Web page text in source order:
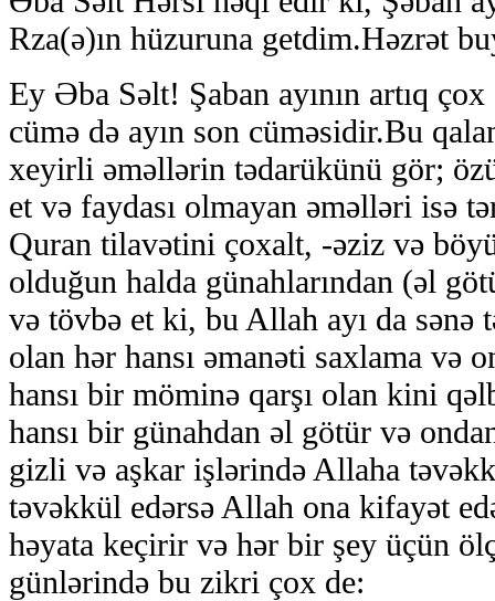
Rza(ə)ın hüzuruna getdim.Həzrət
Ey Əba Səlt! Şaban ayının artıq
cümə də ayın son cüməsidir.Bu
xeyirli əməllərin tədarükünü gör;
et və faydası olmayan əməlləri isə
Quran tilavətini çoxalt, -əziz və
olduğun halda günahlarından (əl
və tövbə et ki, bu Allah ayı da sənə
olan hər hansı əmanəti saxlama və
hansı bir möminə qarşı olan kini
hansı bir günahdan əl götür və
gizli və aşkar işlərində Allaha
təvəkkül edərsə Allah ona kifayət
həyata keçirir və hər bir şey üçün
günlərində bu zikri çox de: